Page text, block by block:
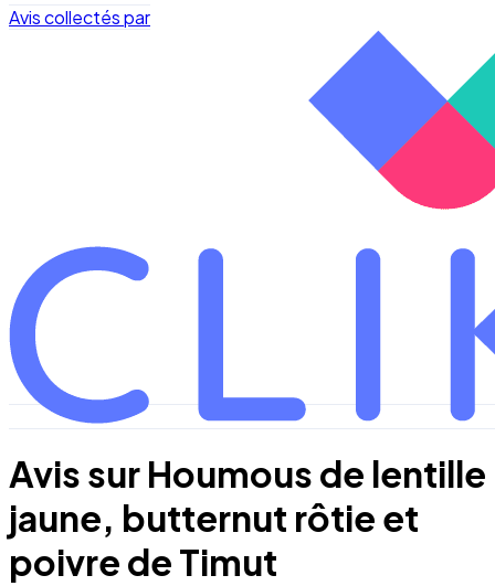
Avis collectés par
Avis sur Houmous de lentille
jaune, butternut rôtie et
poivre de Timut